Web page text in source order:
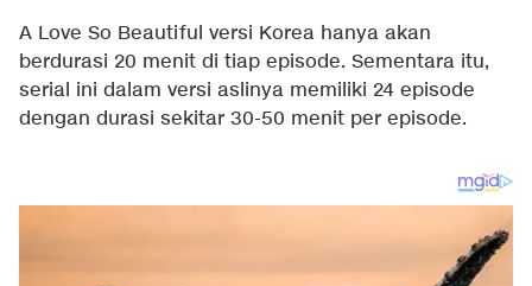
A Love So Beautiful versi Korea hanya akan
berdurasi 20 menit di tiap episode. Sementara itu,
serial ini dalam versi aslinya memiliki 24 episode
dengan durasi sekitar 30-50 menit per episode.